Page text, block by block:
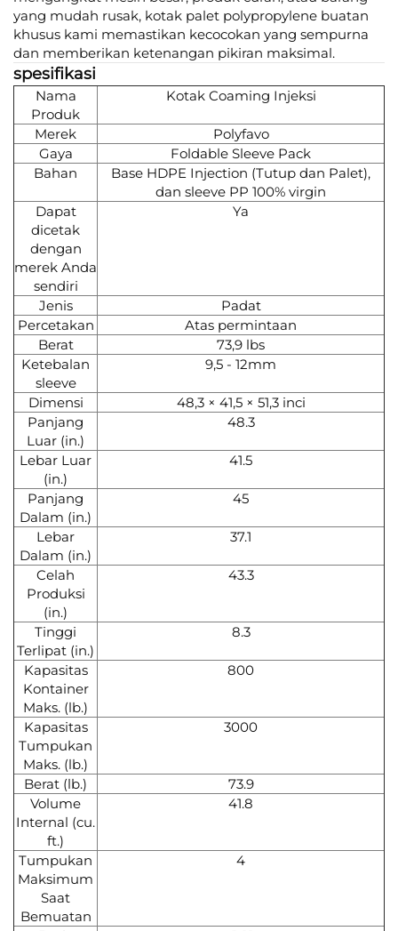
yang mudah rusak, kotak palet polypropylene buatan
khusus kami memastikan kecocokan yang sempurna
dan memberikan ketenangan pikiran maksimal.
spesifikasi
Nama
Produk
Kotak Coaming Injeksi
Merek
Polyfavo
Gaya
Foldable Sleeve Pack
Bahan
Base HDPE Injection (Tutup dan Palet),
dan sleeve PP 100% virgin
Dapat
dicetak
dengan
merek Anda
sendiri
Ya
Jenis
Padat
Percetakan
Atas permintaan
Berat
73,9 lbs
Ketebalan
sleeve
9,5 - 12mm
Dimensi
48,3 × 41,5 × 51,3 inci
Panjang
Luar (in.)
48.3
Lebar Luar
(in.)
41.5
Panjang
Dalam (in.)
45
Lebar
Dalam (in.)
37.1
Celah
Produksi
(in.)
43.3
Tinggi
Terlipat (in.)
8.3
Kapasitas
Kontainer
Maks. (lb.)
800
Kapasitas
Tumpukan
Maks. (lb.)
3000
Berat (lb.)
73.9
Volume
Internal (cu.
ft.)
41.8
Tumpukan
Maksimum
Saat
Bemuatan
4